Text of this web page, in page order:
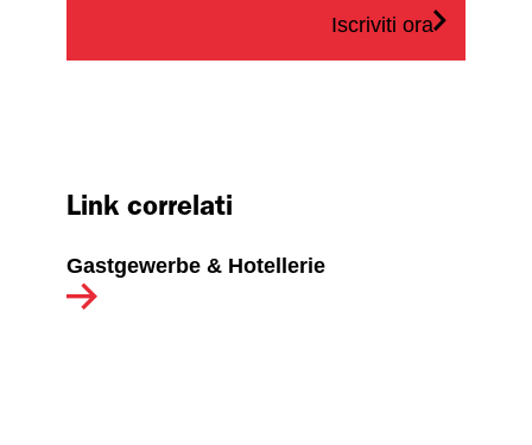
Iscriviti ora
Link correlati
Gastgewerbe & Hotellerie